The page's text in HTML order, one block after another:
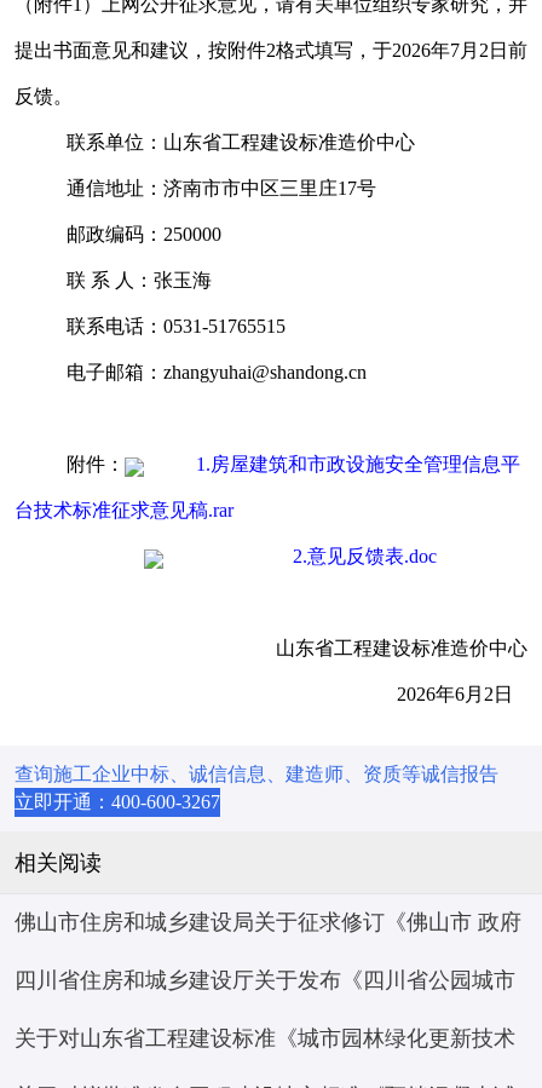
（附件1）上网公开征求意见，请有关单位组织专家研究，并
提出书面意见和建议，按附件2格式填写，于2026年7月2日前
反馈。
联系单位：山东省工程建设标准造价中心
通信地址：济南市市中区三里庄17号
邮政编码：250000
联 系 人：张玉海
联系电话：0531-51765515
电子邮箱：zhangyuhai@shandong.cn
附件： 1.房屋建筑和市政设施安全管理信息平
台技术标准征求意见稿.rar
2.意见反馈表.doc
山东省工程建设标准造价中心
2026年6月2日
查询施工企业中标、诚信信息、建造师、资质等诚信报告
立即开通：400-600-3267
相关阅读
佛山市住房和城乡建设局关于征求修订《佛山市 政府
投资房屋市政工程项目标后履约评价 管理办法（试
行）》意见的函
四川省住房和城乡建设厅关于发布《四川省公园城市
建设评价标准》等 10项四川省工程建设地方标准的通
关于对山东省工程建设标准《城市园林绿化更新技术